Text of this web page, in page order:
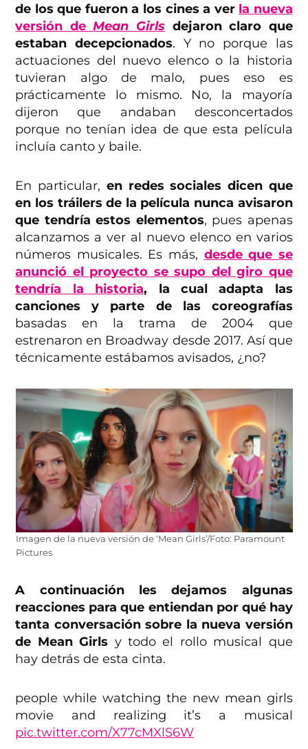
de los que fueron a los cines a ver la nueva
versión deMean Girls dejaron claro que
estaban decepcionados. Y no porque las
actuaciones del nuevo elenco o la historia
tuvieran algo de malo, pues eso es
prácticamente lo mismo. No, la mayoría
dijeron que andaban desconcertados
porque no tenían idea de que esta película
incluía canto y baile.
En particular, en redes sociales dicen que
en los tráilers de la película nunca avisaron
que tendría estos elementos, pues apenas
alcanzamos a ver al nuevo elenco en varios
números musicales. Es más, desde que se
anunció el proyecto se supo del giro que
tendría la historia, la cual adapta las
canciones y parte de las coreografías
basadas en la trama de 2004 que
estrenaron en Broadway desde 2017. Así que
técnicamente estábamos avisados, ¿no?
Imagen de la nueva versión de ‘Mean Girls’/Foto: Paramount
Pictures
A continuación les dejamos algunas
reacciones para que entiendan por qué hay
tanta conversación sobre la nueva versión
de Mean Girls y todo el rollo musical que
hay detrás de esta cinta.
people while watching the new mean girls
movie and realizing it’s a musical
pic.twitter.com/X77cMXlS6W